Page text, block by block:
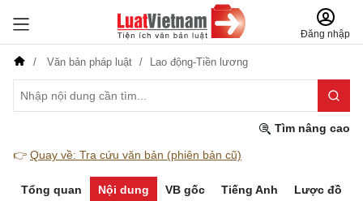
Đăng nhập
Văn bản pháp luật Lao động-Tiền lương
Tìm nâng cao
👉 Quay về: Tra cứu văn bản (phiên bản cũ)
Tổng quan Nội dung VB gốc Tiếng Anh Lược đồ